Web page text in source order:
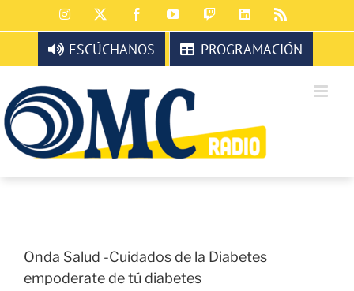
al
contenido
Instagram FacebookYouTubeTwitchLinkedIn
ESCÚCHANOS PROGRAMACIÓN
Onda Salud -Cuidados de la Diabetes
empoderate de tú diabetes